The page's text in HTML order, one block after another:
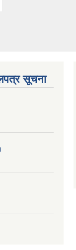
सूचना